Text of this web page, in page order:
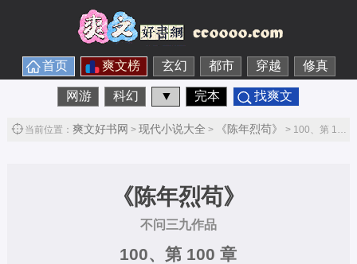
首页 爽文榜 玄幻 都市 穿越 修真
网游 科幻 ▼ 完本 找爽文
当前位置： 爽文好书网 > 现代小说大全 > 《陈年烈苟》 > 100、第 100 章第1节
《陈年烈苟》
不问三九作品
100、第 100 章